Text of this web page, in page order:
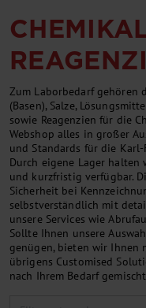
Zum Laborbedarf gehören
(Basen), Salze,
sowie Reagenzien für die
Webshop alles in großer
und Standards für die
Durch eigene Lager
und kurzfristig verfügbar.
Sicherheit bei
selbstverständlich mit
unsere Services wie
Sollte Ihnen unsere
genügen, bieten wir Ihnen
übrigens Customised
nach Ihrem Bedarf